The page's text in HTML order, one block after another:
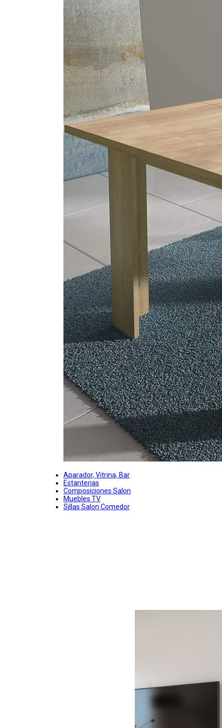
Aparador, Vitrina, Bar
Estanterias
Composiciones Salon
Muebles TV
Sillas Salon Comedor